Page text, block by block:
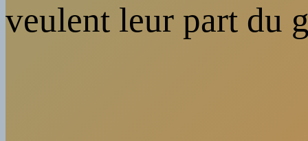
veulent leur part du